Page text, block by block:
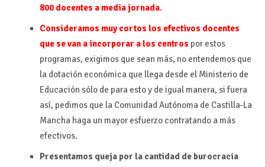
800 docentes a media jornada.
Consideramos muy cortos los efectivos docentes
que se van a incorporar a los centros por estos
programas, exigimos que sean más, no entendemos que
la dotación económica que llega desde el Ministerio de
Educación sólo de para esto y de igual manera, si fuera
así, pedimos que la Comunidad Autónoma de Castilla-La
Mancha haga un mayor esfuerzo contratando a más
efectivos.
Presentamos queja por la cantidad de burocracia